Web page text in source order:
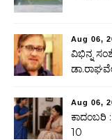
Aug 06,
ವಿಭಿನ್ನ
Aug 06,
ಕಾದಂಬರಿ
10